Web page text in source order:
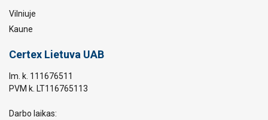
Vilniuje
Kaune
Certex Lietuva UAB
Im. k. 111676511
PVM k. LT116765113
Darbo laikas: